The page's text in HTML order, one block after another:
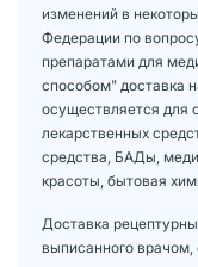
изменений в
Федерации по
препаратами для
способом" доставка
осуществляется для
лекарственных
средства, БАДы,
красоты, бытовая
Доставка
выписанного